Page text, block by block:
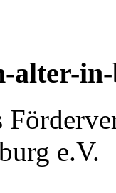
alter-
e.V.